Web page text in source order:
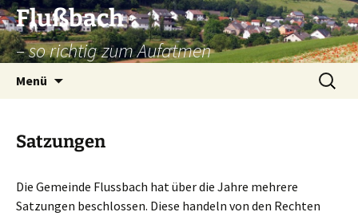
Zum
Inhalt
springen
Flußbach
– so richtig zum Aufatmen
Menü
Suche
nach:
Satzungen
Die Gemeinde Flussbach hat über die Jahre mehrere
Satzungen beschlossen. Diese handeln von den Rechten